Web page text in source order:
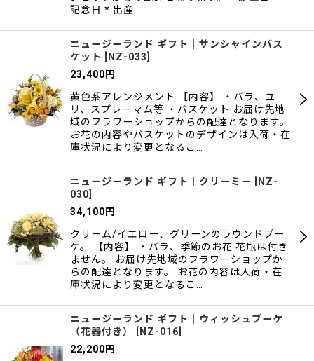
記念日 * 出産…
ニュージーランド ギフト｜サンシャインバス
ケット
NZ-033
23,400円
黄色系アレンジメント 【内容】 ・バラ、ユ
リ、スプレーマム等 ・バスケット お届け先地
域のフラワーショップからの配達となります。
お花の内容やバスケットのデザインは入荷・在
庫状況により変更となるこ…
ニュージーランド ギフト｜クリーミー
NZ-
030
34,100円
クリーム/イエロー、グリーンのラウンドブー
ケ。 【内容】 ・バラ、季節のお花 花瓶は付き
ません。 お届け先地域のフラワーショップか
らの配達となります。 お花の内容は入荷・在
庫状況により変更となるこ…
ニュージーランド ギフト｜ウィッシュブーケ
（花器付き）
NZ-016
22,200円